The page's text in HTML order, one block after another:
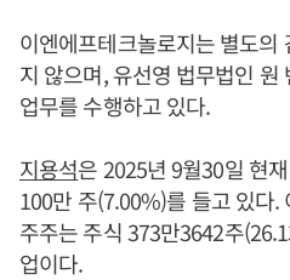
이엔에프테크놀로지는 별도의
지 않으며, 유선영 법무법인
업무를 수행하고 있다.
지용석은 2025년 9월30일 현
100만 주(7.00%)를 들고 있다.
주주는 주식 373만3642주
업이다.